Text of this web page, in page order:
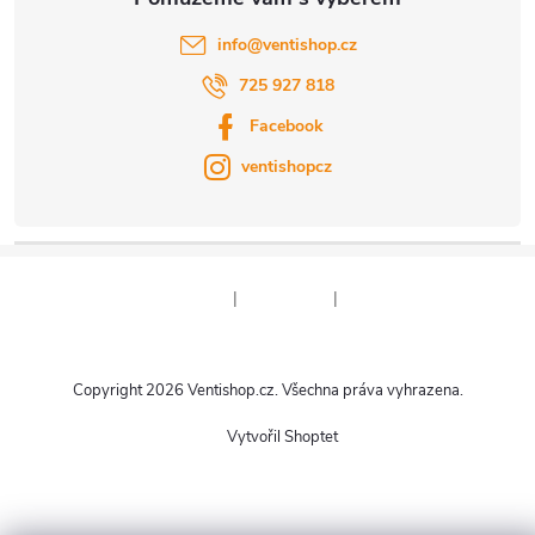
info@ventishop.cz
725 927 818
Facebook
ventishopcz
| |
Vytvořil Shoptet
Copyright 2026 Ventishop.cz. Všechna práva vyhrazena.